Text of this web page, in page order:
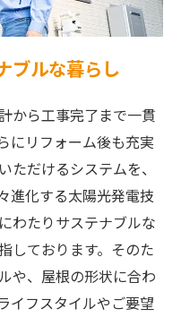
ブルな暮らし
から工事完了まで一貫
にリフォーム後も充実
ただけるシステムを、
進化する太陽光発電技
わたりサステナブルな
しております。そのた
や、屋根の形状に合わ
イフスタイルやご要望